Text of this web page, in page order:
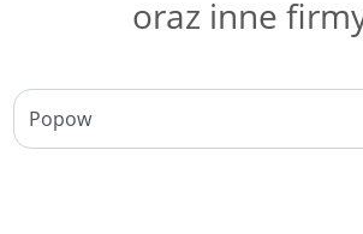
oraz inne